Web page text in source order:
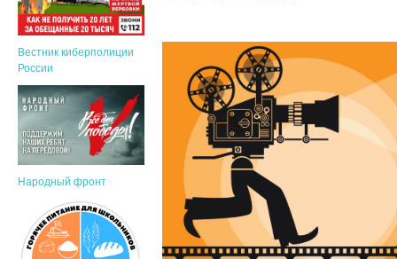
Вестник киберполиции
России
Народный фронт